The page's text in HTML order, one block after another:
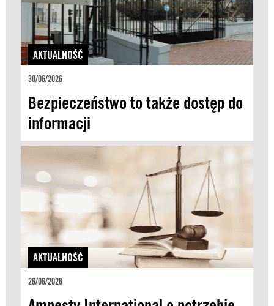
AKTUALNOŚĆ
30/06/2026
Bezpieczeństwo to także dostęp do
informacji
AKTUALNOŚĆ
26/06/2026